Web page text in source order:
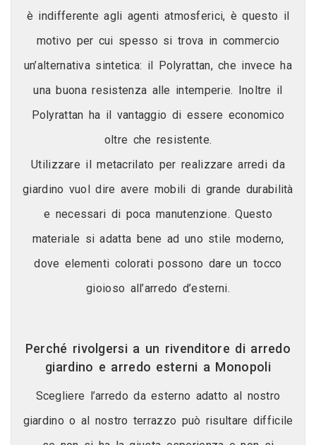
è indifferente agli agenti atmosferici, è questo il
motivo per cui spesso si trova in commercio
un’alternativa sintetica: il Polyrattan, che invece ha
una buona resistenza alle intemperie. Inoltre il
Polyrattan ha il vantaggio di essere economico
oltre che resistente.
Utilizzare il metacrilato per realizzare arredi da
giardino vuol dire avere mobili di grande durabilità
e necessari di poca manutenzione. Questo
materiale si adatta bene ad uno stile moderno,
dove elementi colorati possono dare un tocco
gioioso all’arredo d’esterni.
Perché rivolgersi a un rivenditore di arredo
giardino e arredo esterni a Monopoli
Scegliere l’arredo da esterno adatto al nostro
giardino o al nostro terrazzo può risultare difficile